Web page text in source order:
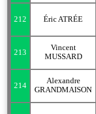
212 Éric ATRÉE
213
Vincent
MUSSARD
214
Alexandre
GRANDMAISON